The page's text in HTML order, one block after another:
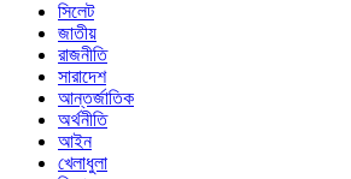
সিলেট
জাতীয়
রাজনীতি
সারাদেশ
আন্তর্জাতিক
অর্থনীতি
আইন
খেলাধুলা